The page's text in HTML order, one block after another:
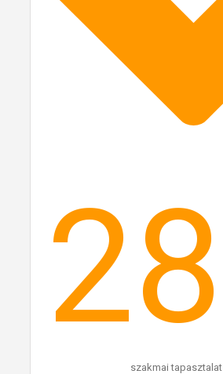
28
szakmai tapasztalat